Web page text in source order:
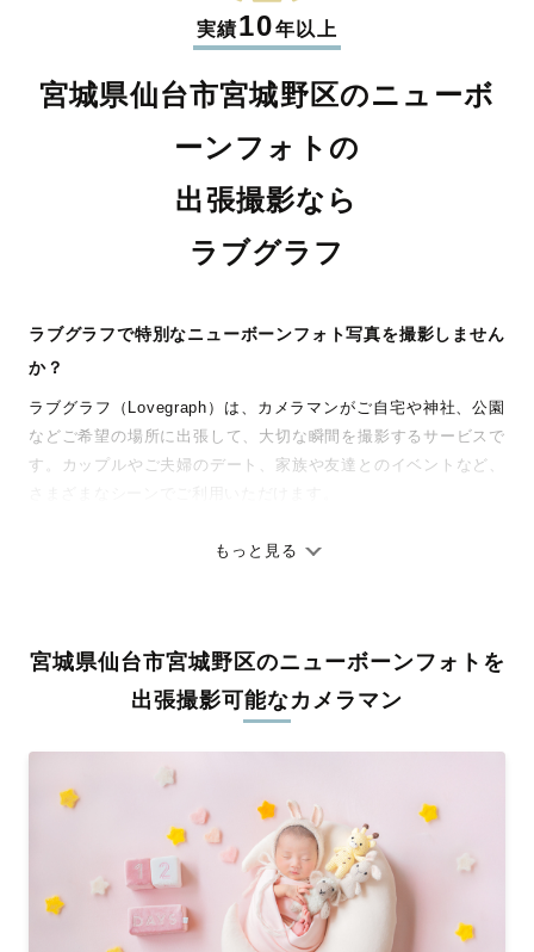
実績10年以上
宮城県仙台市宮城野区のニューボ
ーンフォトの
出張撮影なら
ラブグラフ
ラブグラフで特別なニューボーンフォト写真を撮影しません
か？
ラブグラフ（Lovegraph）は、カメラマンがご自宅や神社、公園
などご希望の場所に出張して、大切な瞬間を撮影するサービスで
す。カップルやご夫婦のデート、家族や友達とのイベントなど、
ありのままの空気感を大切に、何十年経っても見返したくなるよ
料金は全国どこでも一律。わかりやすく安心の価格設定です。オ
リジナルの研修と厳正な審査に合格し、撮影技術やホスピタリテ
ィを身につけたプロのカメラマンが全国47都道府県に在籍してい
験をお届けします。
丁寧なレタッチで思い出を美しく仕上げます
撮影後は、独自の編集技術で写真の明るさや色合いを丁寧に調
整。自然な雰囲気を残しつつも、おしゃれで洗練された仕上がり
に。きっと「こんな写真を撮ってほしかった！」と思える一枚に
出会えます。まずは、ラブグラフの撮影事例 をご覧ください。
もっと見る
宮城県仙台市宮城野区のニューボーンフォトを
出張撮影可能なカメラマン